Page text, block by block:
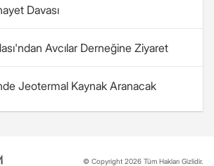
Davası
Avcılar Derneğine Ziyaret
Jeotermal Kaynak Aranacak
© Copyright 2026 Tüm Hakları Gizlidir.